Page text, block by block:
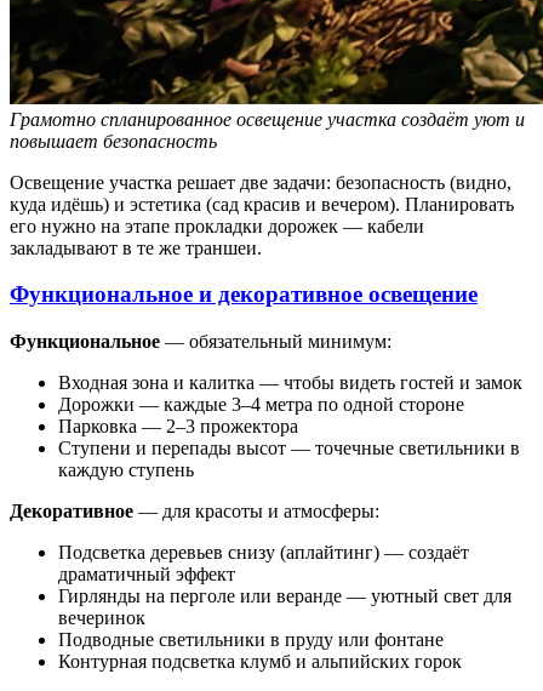
Грамотно спланированное освещение участка создаёт уют и
повышает безопасность
Освещение участка решает две задачи: безопасность (видно,
куда идёшь) и эстетика (сад красив и вечером). Планировать
его нужно на этапе прокладки дорожек — кабели
закладывают в те же траншеи.
Функциональное и декоративное освещение
Функциональное — обязательный минимум:
Входная зона и калитка — чтобы видеть гостей и замок
Дорожки — каждые 3–4 метра по одной стороне
Парковка — 2–3 прожектора
Ступени и перепады высот — точечные светильники в
каждую ступень
Декоративное — для красоты и атмосферы:
Подсветка деревьев снизу (аплайтинг) — создаёт
драматичный эффект
Гирлянды на перголе или веранде — уютный свет для
вечеринок
Подводные светильники в пруду или фонтане
Контурная подсветка клумб и альпийских горок